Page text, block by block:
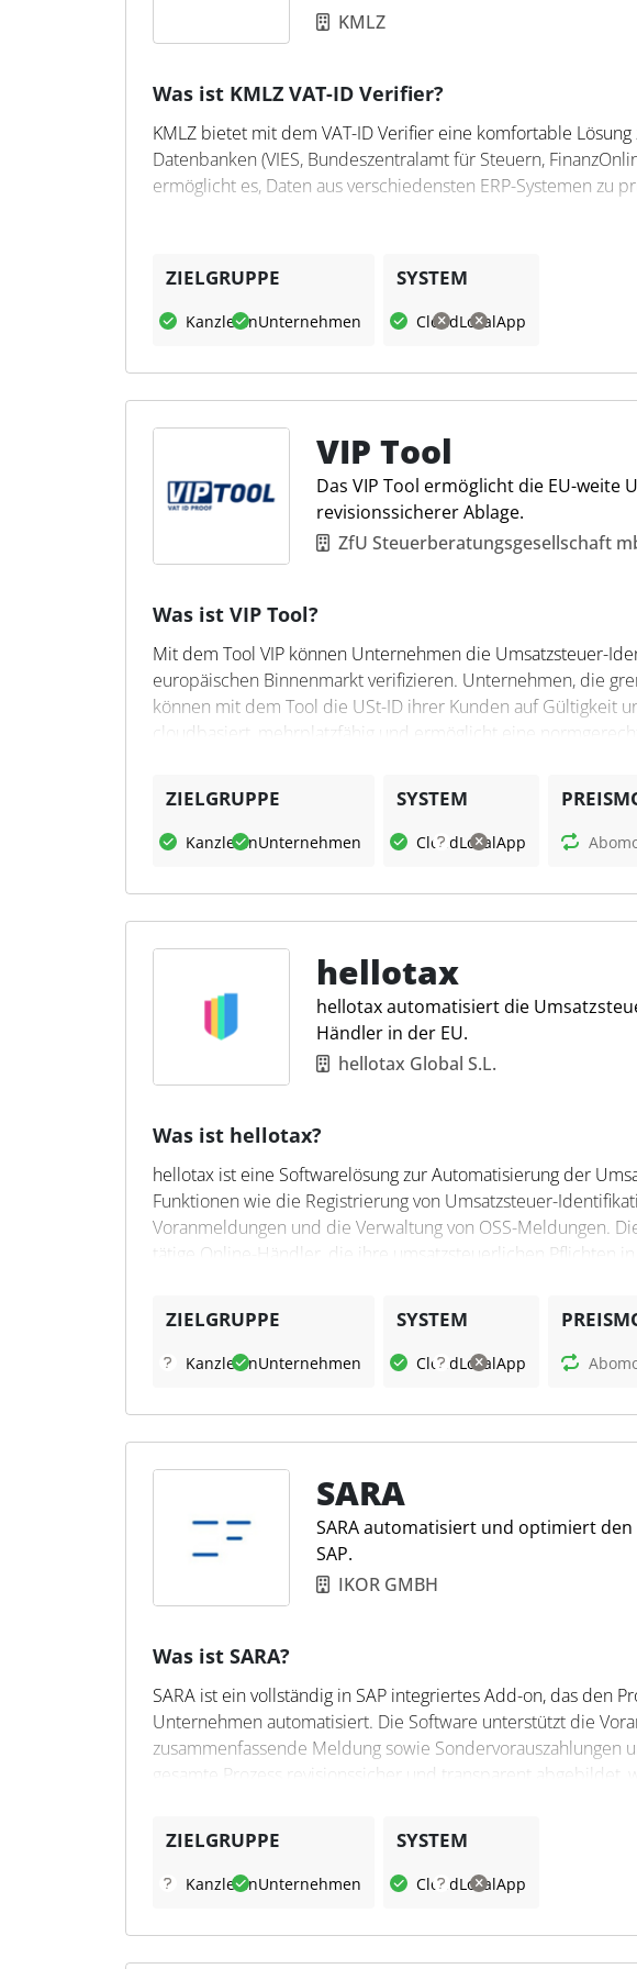
KMLZ
Was ist KMLZ VAT-ID Verifier?
KMLZ bietet mit dem VAT-ID Verifier eine komfortable
Datenbanken (VIES, Bundeszentralamt für Steuern,
ermöglicht es, Daten aus verschiedensten ERP-Systemen zu
Zusätzlich bietet der VAT-ID Verifier Schnittstellen zu
HMRC.
Der VAT-ID Verifier kann auch über eine Schnittstelle (REST
time im Hintergrund erfolgen und die Prüfungsergebnisse
ZIELGRUPPE
KanzleienUnternehmen
SYSTEM
CloudLokalApp
VIP Tool
Das VIP Tool ermöglicht die EU-weite
revisionssicherer Ablage.
ZfU Steuerberatungsgesellschaft
Was ist VIP Tool?
Mit dem Tool VIP können Unternehmen die Umsatzsteuer-
europäischen Binnenmarkt verifizieren. Unternehmen, die
können mit dem Tool die USt-ID ihrer Kunden auf Gültigkeit
cloudbasiert, mehrplatzfähig und ermöglicht eine
Was kann VIP Tool?
Das Tool ermöglicht sowohl Einzel- als auch
über Excel-Upload. Die Datenspeicherung erfolgt
sind inbegriffen.
ZIELGRUPPE
KanzleienUnternehmen
SYSTEM
CloudLokalApp
hellotax
hellotax automatisiert die
Händler in der EU.
hellotax Global S.L.
Was ist hellotax?
hellotax ist eine Softwarelösung zur Automatisierung der
Funktionen wie die Registrierung von Umsatzsteuer-
Voranmeldungen und die Verwaltung von OSS-Meldungen.
tätige Online-Händler, die ihre umsatzsteuerlichen Pflichten
Umsatzsteuerbeträge zu berechnen und Fristen zu
Vorschriften.
ZIELGRUPPE
KanzleienUnternehmen
SYSTEM
CloudLokalApp
SARA
SARA automatisiert und optimiert
SAP.
IKOR GMBH
Was ist SARA?
SARA ist ein vollständig in SAP integriertes Add-on, das den
Unternehmen automatisiert. Die Software unterstützt die
zusammenfassende Meldung sowie
gesamte Prozess revisionssicher und transparent abgebildet,
Organisationsstrukturen von Vorteil ist. SARA reduziert
Was kann SARA?
ZIELGRUPPE
KanzleienUnternehmen
SYSTEM
CloudLokalApp